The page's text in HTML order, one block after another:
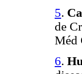
5.
de
Méd
6.